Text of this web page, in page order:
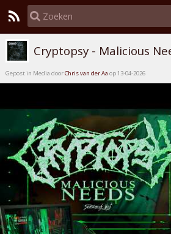
Cryptopsy - Malicious
Gepost in Media doorChris van der Aa op 13-04-2026